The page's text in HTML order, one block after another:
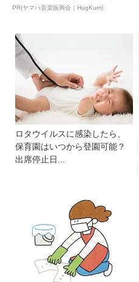
ュ...
PR(ヤマハ音楽振興会｜HugKum)
ロタウイルスに感染したら、
保育園はいつから登園可能？
出席停止日...